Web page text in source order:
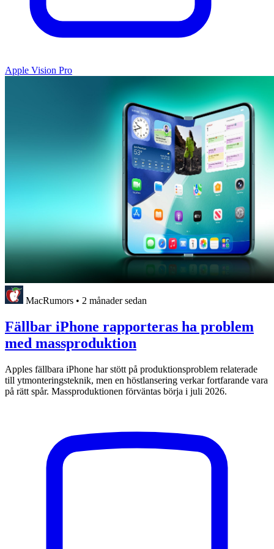
Apple Vision Pro
MacRumors • 2 månader sedan
Fällbar iPhone rapporteras ha problem
med massproduktion
Apples fällbara iPhone har stött på produktionsproblem relaterade
till ytmonteringsteknik, men en höstlansering verkar fortfarande vara
på rätt spår. Massproduktionen förväntas börja i juli 2026.